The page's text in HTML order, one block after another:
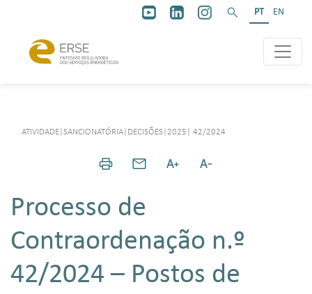
PT EN
ATIVIDADE SANCIONATÓRIA DECISÕES 2025 42/2024
Processo de
Contraordenação n.º
42/2024 – Postos de